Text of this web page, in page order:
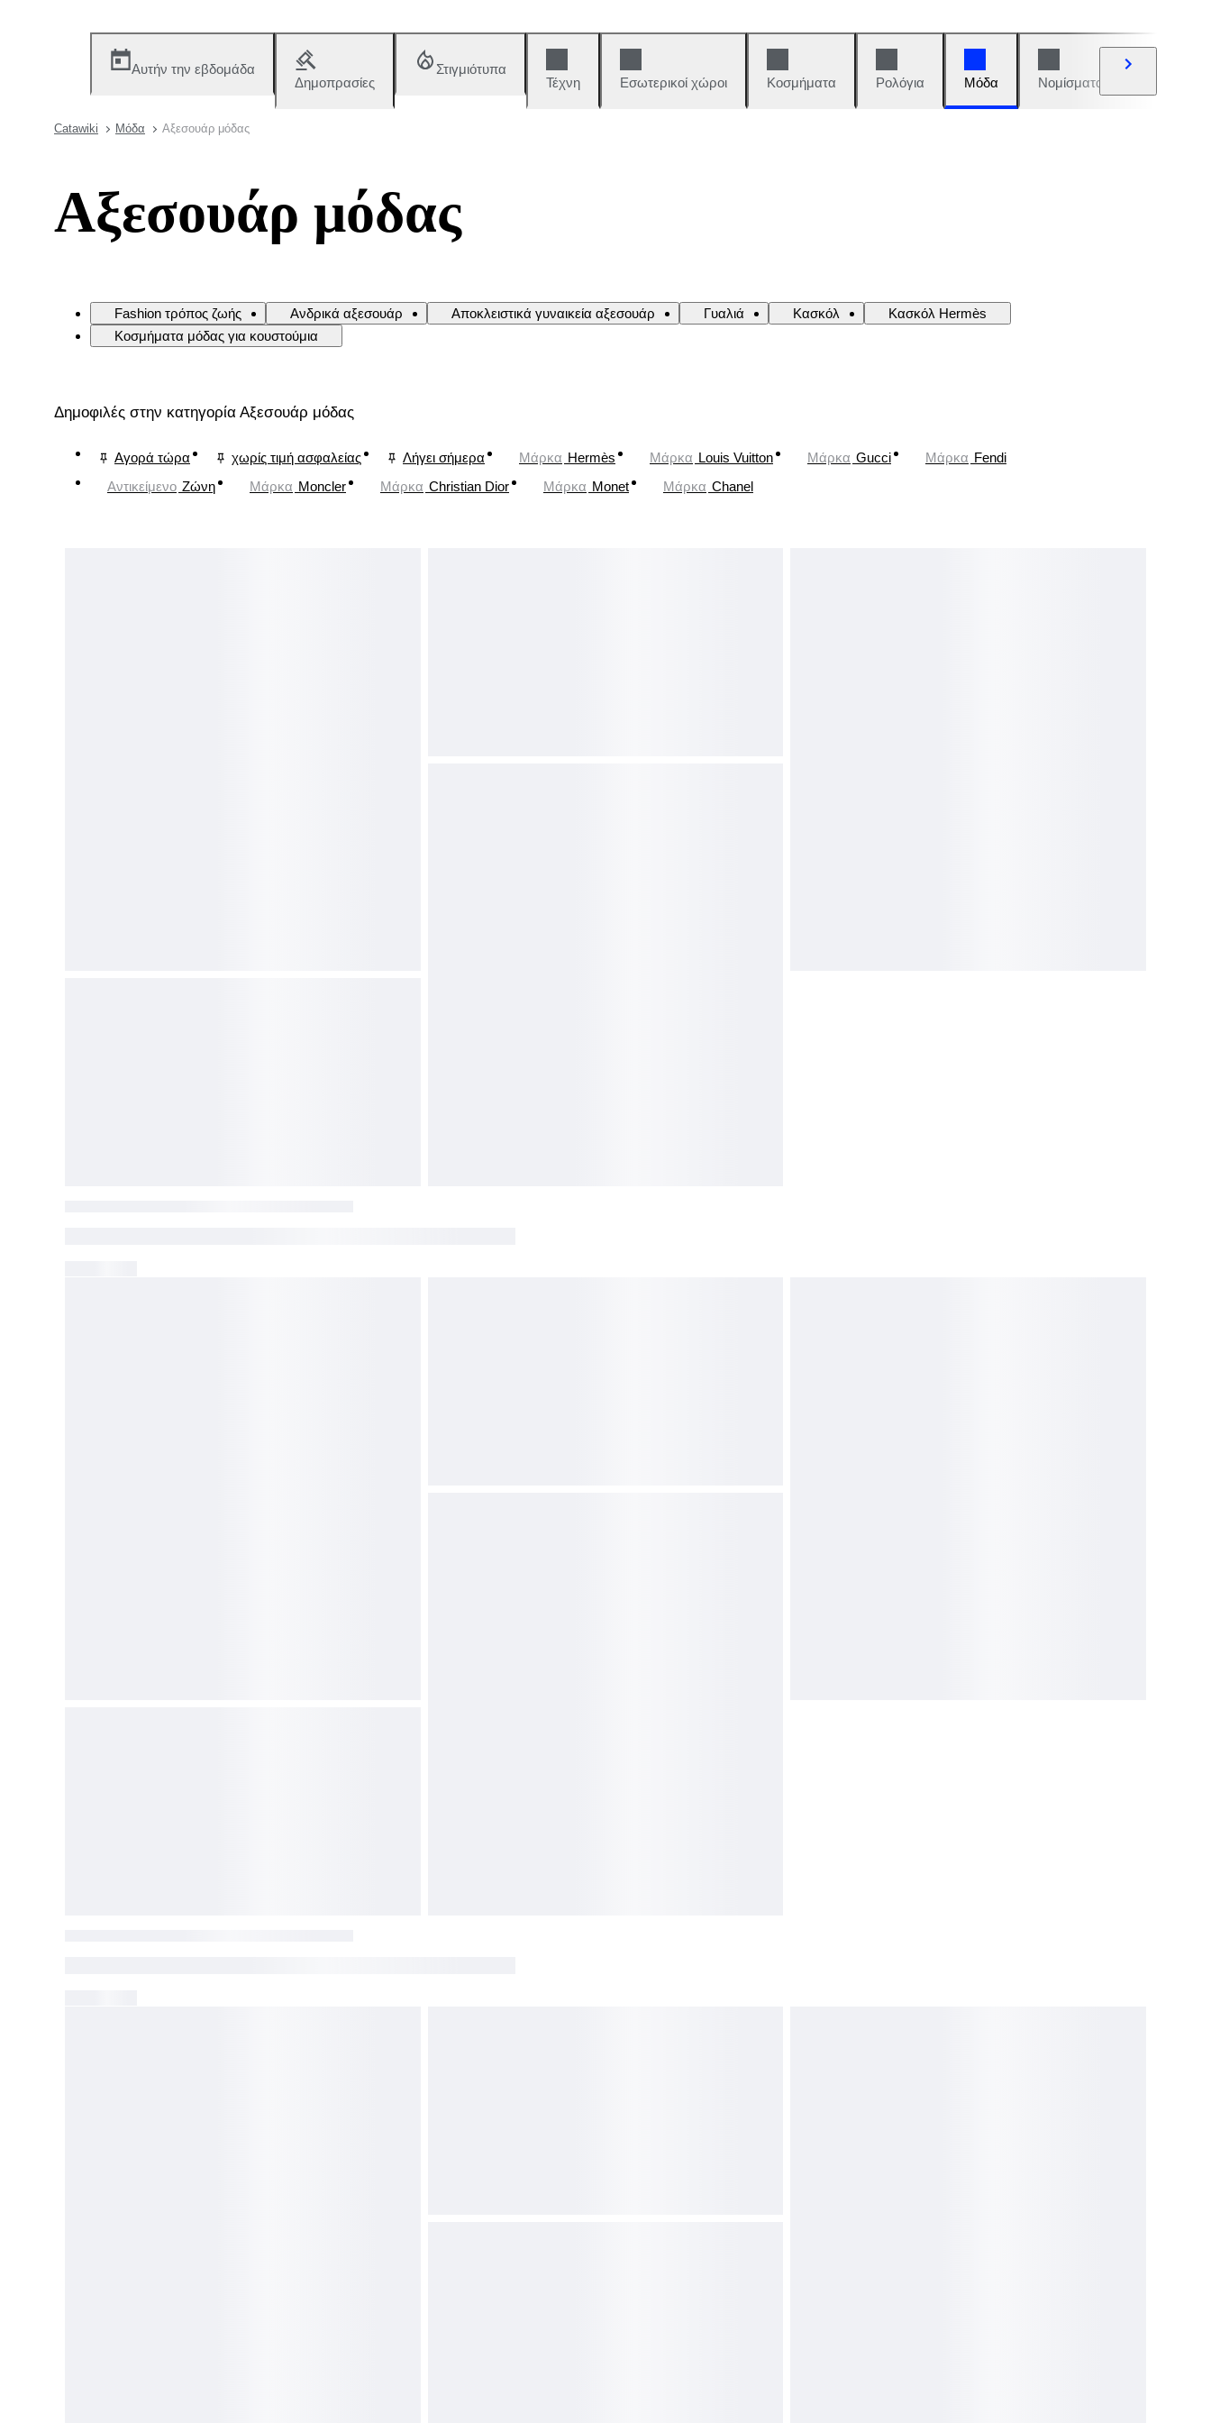
Αυτήν την εβδομάδα
Δημοπρασίες
Στιγμιότυπα
Τέχνη
Εσωτερικοί χώροι Κοσμήματα Ρολόγια Μόδα Νομίσματα και
Catawiki Μόδα Αξεσουάρ μόδας
Αξεσουάρ μόδας
Fashion τρόπος ζωής Ανδρικά αξεσουάρ Αποκλειστικά γυναικεία αξεσουάρ Γυαλιά Κασκόλ
Κασκόλ Hermès
Κοσμήματα μόδας για κουστούμια
Δημοφιλές στην κατηγορία Αξεσουάρ μόδας
Αγορά τώρα χωρίς τιμή ασφαλείας Λήγει σήμερα Μάρκα Hermès Μάρκα Louis Vuitton Μάρκα Gucci Μάρκα Fendi
Αντικείμενο Ζώνη Μάρκα Moncler Μάρκα Christian Dior Μάρκα Monet Μάρκα Chanel